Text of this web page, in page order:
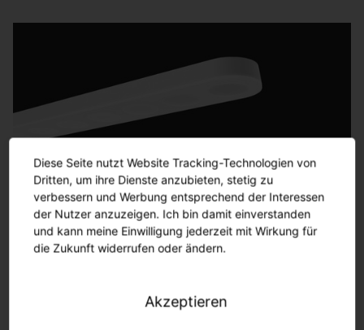
Circ Project Line
New Work - New Light
Mehrerfahren
Diese Seite nutzt Website Tracking-Technologien von
Dritten, um ihre Dienste anzubieten, stetig zu
verbessern und Werbung entsprechend der Interessen
der Nutzer anzuzeigen. Ich bin damit einverstanden
und kann meine Einwilligung jederzeit mit Wirkung für
die Zukunft widerrufen oder ändern.
Akzeptieren